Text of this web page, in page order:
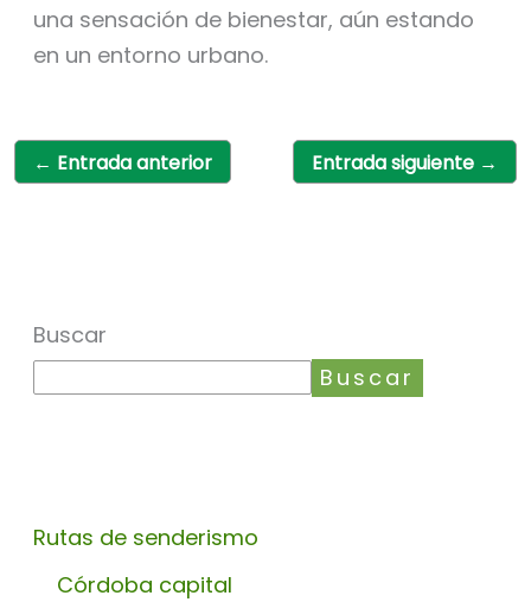
una sensación de bienestar, aún estando
en un entorno urbano.
← Entrada anterior Entrada siguiente →
Buscar
Buscar
Rutas de senderismo
Córdoba capital